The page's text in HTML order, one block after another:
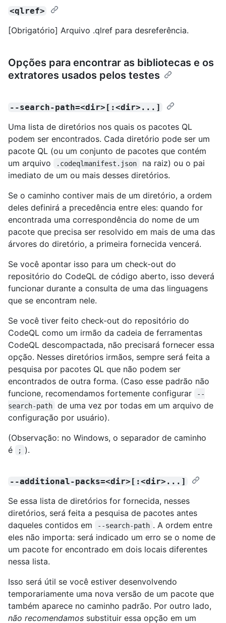
<qlref>
[Obrigatório] Arquivo .qlref para desreferência.
Opções para encontrar as bibliotecas e os
extratores usados pelos testes
--search-path=<dir>[:<dir>...]
Uma lista de diretórios nos quais os pacotes QL
podem ser encontrados. Cada diretório pode ser um
pacote QL (ou um conjunto de pacotes que contém
um arquivo
.codeqlmanifest.json
na raiz) ou o pai
imediato de um ou mais desses diretórios.
Se o caminho contiver mais de um diretório, a ordem
deles definirá a precedência entre eles: quando for
encontrada uma correspondência do nome de um
pacote que precisa ser resolvido em mais de uma das
árvores do diretório, a primeira fornecida vencerá.
Se você apontar isso para um check-out do
repositório do CodeQL de código aberto, isso deverá
funcionar durante a consulta de uma das linguagens
que se encontram nele.
Se você tiver feito check-out do repositório do
CodeQL como um irmão da cadeia de ferramentas
CodeQL descompactada, não precisará fornecer essa
opção. Nesses diretórios irmãos, sempre será feita a
pesquisa por pacotes QL que não podem ser
encontrados de outra forma. (Caso esse padrão não
funcione, recomendamos fortemente configurar
--
search-path
de uma vez por todas em um arquivo de
configuração por usuário).
(Observação: no Windows, o separador de caminho
é
; ).
--additional-packs=<dir>[:<dir>...]
Se essa lista de diretórios for fornecida, nesses
diretórios, será feita a pesquisa de pacotes antes
daqueles contidos em
--search-path . A ordem entre
eles não importa: será indicado um erro se o nome de
um pacote for encontrado em dois locais diferentes
nessa lista.
Isso será útil se você estiver desenvolvendo
temporariamente uma nova versão de um pacote que
também aparece no caminho padrão. Por outro lado,
não recomendamos substituir essa opção em um